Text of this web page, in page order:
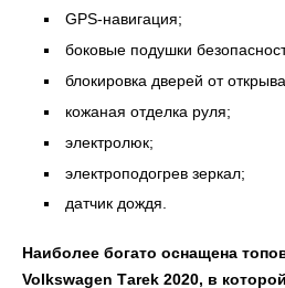
GPS-навигация;
боковые подушки
блокировка дверей от
кожаная отделка руля;
электролюк;
электроподогрев зеркал;
датчик дождя.
Наиболее богато оснащена
Volkswagen Tаrek 2020, в